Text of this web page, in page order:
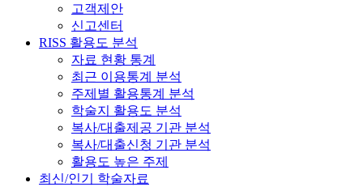
고객제안
신고센터
RISS 활용도 분석
자료 현황 통계
최근 이용통계 분석
주제별 활용통계 분석
학술지 활용도 분석
복사/대출제공 기관 분석
복사/대출신청 기관 분석
활용도 높은 주제
최신/인기 학술자료